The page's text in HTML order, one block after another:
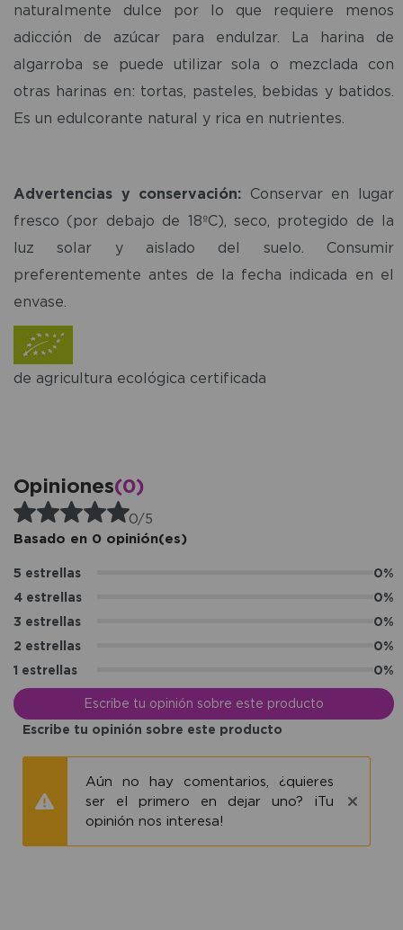
naturalmente dulce por lo que requiere menos
adicción de azúcar para endulzar. La harina de
algarroba se puede utilizar sola o mezclada con
otras harinas en: tortas, pasteles, bebidas y batidos.
Es un edulcorante natural y rica en nutrientes.
Advertencias y conservación: Conservar en lugar
fresco (por debajo de 18ºC), seco, protegido de la
luz solar y aislado del suelo. Consumir
preferentemente antes de la fecha indicada en el
envase.
de agricultura ecológica certificada
Opiniones(0)
0/5
Basado en 0 opinión(es)
5 estrellas
0%
4 estrellas
0%
3 estrellas
0%
2 estrellas
0%
1 estrellas
0%
Escribe tu opinión sobre este producto
Escribe tu opinión sobre este producto
Aún no hay comentarios, ¿quieres
ser el primero en dejar uno? ¡Tu
opinión nos interesa!